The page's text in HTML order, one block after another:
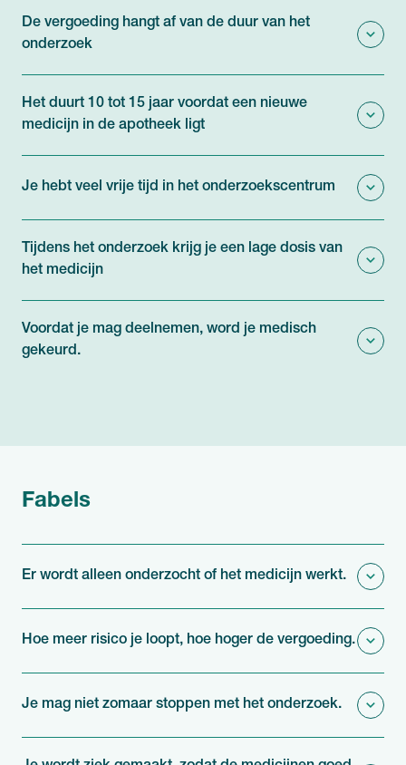
De vergoeding hangt af van de duur van het
onderzoek
Het duurt 10 tot 15 jaar voordat een nieuwe
medicijn in de apotheek ligt
Je hebt veel vrije tijd in het onderzoekscentrum
Tijdens het onderzoek krijg je een lage dosis van
het medicijn
Voordat je mag deelnemen, word je medisch
gekeurd.
Fabels
Er wordt alleen onderzocht of het medicijn werkt.
Hoe meer risico je loopt, hoe hoger de vergoeding.
Je mag niet zomaar stoppen met het onderzoek.